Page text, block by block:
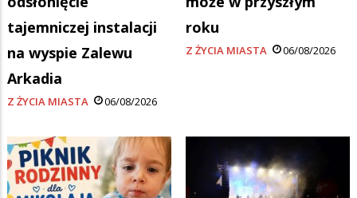
tajemniczej instalacji
na wyspie Zalewu
Arkadia
Z ŻYCIA MIASTA 06/08/2026
roku
Z ŻYCIA MIASTA 06/08/2026